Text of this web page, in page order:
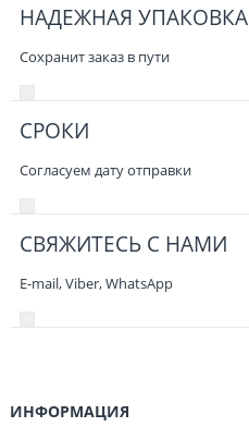
НАДЕЖНАЯ УПАКОВКА
Сохранит заказ в пути
СРОКИ
Согласуем дату отправки
СВЯЖИТЕСЬ С НАМИ
E-mail, Viber,WhatsApp
ИНФОРМАЦИЯ